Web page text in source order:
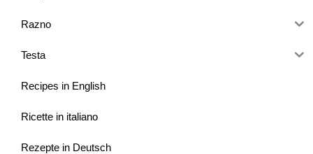
Razno
Testa
Recipes in English
Ricette in italiano
Rezepte in Deutsch